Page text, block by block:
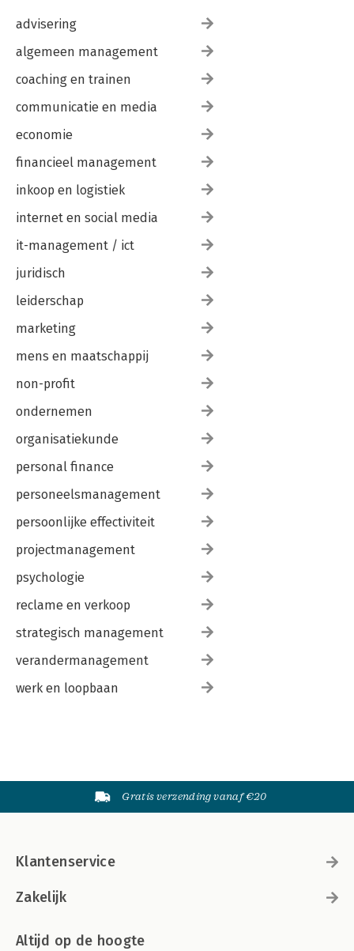
www.hpocenter.nl
advisering
algemeen management
coaching en trainen
communicatie en media
economie
financieel management
inkoop en logistiek
internet en social media
it-management / ict
juridisch
leiderschap
marketing
mens en maatschappij
non-profit
ondernemen
organisatiekunde
personal finance
personeelsmanagement
persoonlijke effectiviteit
projectmanagement
psychologie
reclame en verkoop
strategisch management
verandermanagement
werk en loopbaan
Gratis verzending vanaf €20
Klantenservice
Zakelijk
Altijd op de hoogte